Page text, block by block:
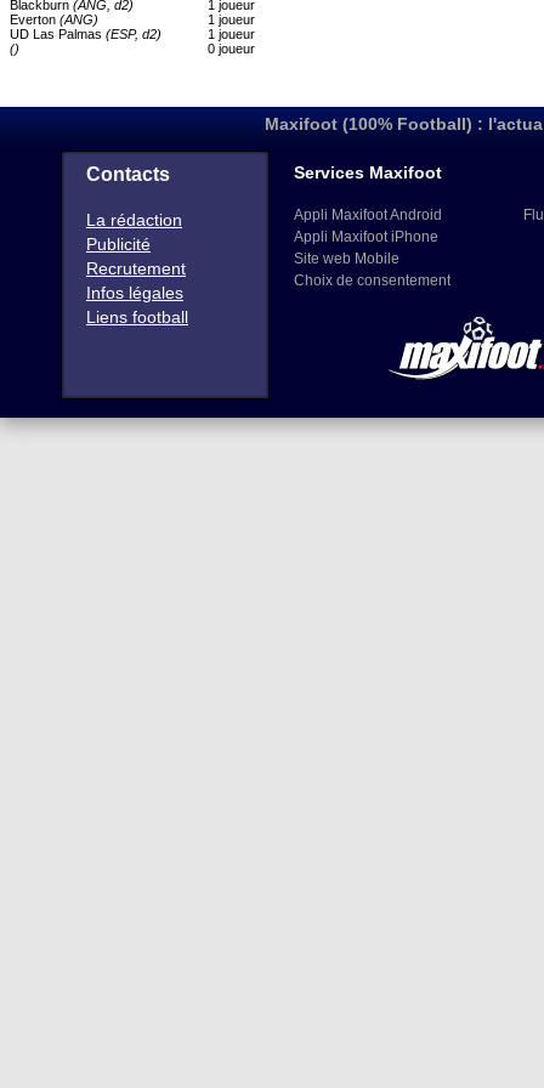
Blackburn (ANG, d2)
1 joueur
Everton (ANG)
1 joueur
UD Las Palmas (ESP, d2)
1 joueur
()
0 joueur
Maxifoot (100% Football) :
Contacts
La rédaction
Publicité
Recrutement
Infos légales
Liens football
Services Maxifoot
Appli Maxifoot Android
Appli Maxifoot iPhone
Site web Mobile
Choix de consentement